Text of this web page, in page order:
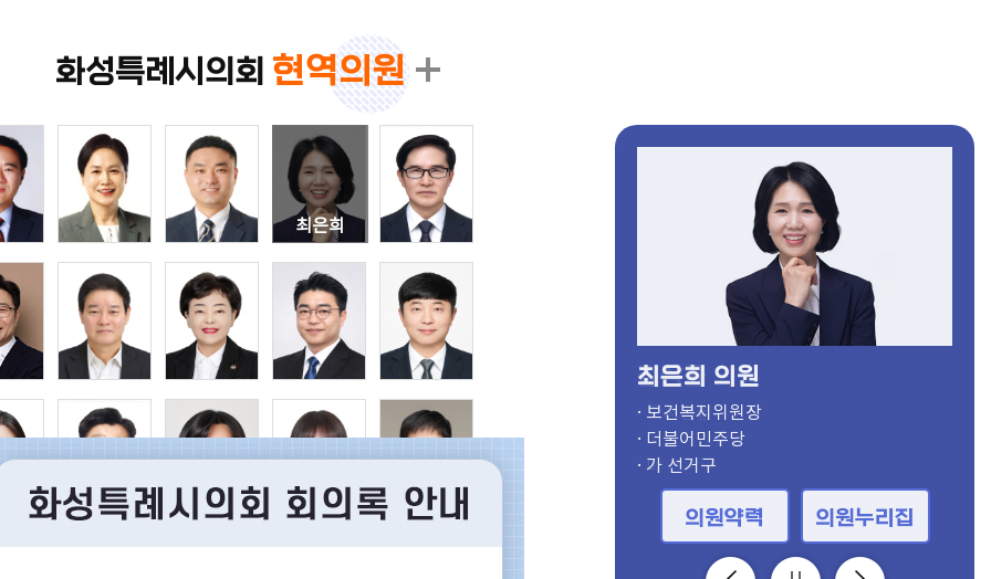
화성특례시의회 현역의원
최은희
· 의장
· 더불어민주당
· 가 선거구
의원약력 의원누리집
· 부의장, 보건복지위원
· 국민의힘
· 사 선거구
의원약력 의원누리집
· 의회운영위원장, 도시건설위원
· 더불어민주당
· 다 선거구
의원약력 의원누리집
· 기획행정위원장
· 더불어민주당
· 바 선거구
의원약력 의원누리집
· 경제환경위원장
· 국민의힘
· 마 선거구
의원약력 의원누리집
· 문화체육위원장
· 국민의힘
· 바 선거구
의원약력 의원누리집
· 도시건설위원장
· 더불어민주당
· 마 선거구
의원약력 의원누리집
최은희 의원
· 보건복지위원장
· 더불어민주당
· 가 선거구
의원약력 의원누리집
· 윤리특별위원장, 문화체육위원
· 더불어민주당
· 아 선거구
의원약력 의원누리집
· 의회운영부위원장, 문화체육위원
· 국민의힘
· 라 선거구
의원약력 의원누리집
· 기획행정부위원장
· 국민의힘
· 비례대표
의원약력 의원누리집
· 경제환경부위원장
· 더불어민주당
· 다 선거구
의원약력 의원누리집
· 문화체육부위원장
· 더불어민주당
· 사 선거구
의원약력 의원누리집
· 도시건설부위원장
· 국민의힘
· 가 선거구
의원약력 의원누리집
· 보건복지부위원장
· 국민의힘
· 자 선거구
의원약력 의원누리집
· 윤리특별부위원장, 기획행정위원
· 국민의힘
· 다 선거구
의원약력 의원누리집
· 경제환경위원, 의회운영위원
· 더불어민주당
· 라 선거구
의원약력 의원누리집
· 보건복지위원, 의회운영위원
· 개혁신당
· 라 선거구
의원약력 의원누리집
· 경제환경위원
· 국민의힘
· 나 선거구
의원약력 의원누리집
· 경제환경위원
· 더불어민주당
· 사 선거구
의원약력 의원누리집
· 윤리특별위원, 기획행정위원
· 국민의힘
· 바 선거구
의원약력 의원누리집
· 윤리특별위원, 도시건설위원
· 더불어민주당
· 나 선거구
의원약력 의원누리집
· 보건복지위원
· 더불어민주당
· 비례대표
의원약력 의원누리집
· 도시건설위원, 의회운영위원
· 국민의힘
· 아 선거구
의원약력 의원누리집
· 보건복지위원
· 더불어민주당
· 바 선거구
의원약력 의원누리집
· 기획행정위원, 의회운영위원
· 더불어민주당
· 비례대표
의원약력 의원누리집
· 문화체육위원
· 더불어민주당
· 마 선거구
의원약력 의원누리집
· 문화체육위원
· 더불어민주당
· 자 선거구
의원약력 의원누리집
· 경제환경위원, 의회운영위원
· 더불어민주당
· 자 선거구
의원약력 의원누리집
· 기획행정위원
· 더불어민주당
· 라 선거구
의원약력 의원누리집
· 윤리특별위원, 도시건설위원
· 더불어민주당
· 바 선거구
의원약력 의원누리집